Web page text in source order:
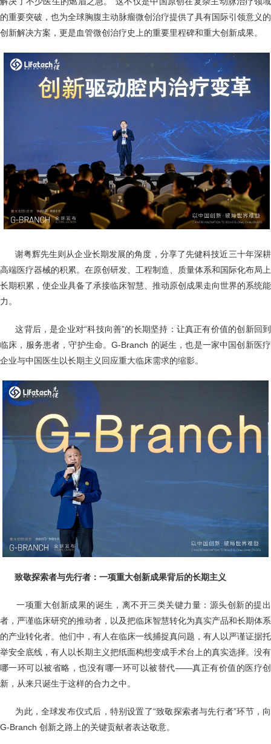
的重要突破，也为全球胸腹主动脉瘤微创治疗提供了具有国际引领意义的
创新解决方案，更是血管微创治疗史上的重要里程碑和重大创新成果。
谢粤辉先生则从企业长期发展的角度，分享了先健科技近三十年深耕
高端医疗器械的积累。在原创研发、工程制造、质量体系和国际化布局上
长期积累，使企业具备了承接临床智慧、推动原创成果走向世界的系统能
力。
这背后，是企业对“科技向善”的长期坚持：让真正有价值的创新回到
临床，服务患者，守护生命。G-Branch 的诞生，也是一家中国创新医疗
企业与中国医生以长期主义回应重大临床需求的缩影。
致敬探索者与先行者：一项重大创新成果背后的长期主义
一项重大创新成果的诞生，离不开三类关键力量：源头创新的提出
者，严谨临床研究的推动者，以及把临床智慧转化为真实产品和长期体系
的产业转化者。他们中，有人在临床一线捕捉真问题，有人以严谨证据托
举安全底线，有人以长期主义把纸面构想变成手术台上的真实选择。没有
哪一环可以被省略，也没有哪一环可以被替代——真正有价值的医疗创
新，从来只诞生于这样的合力之中。
为此，全球发布仪式后，特别设置了“致敬探索者与先行者”环节，向
G-Branch 创新之路上的关键贡献者表达敬意。